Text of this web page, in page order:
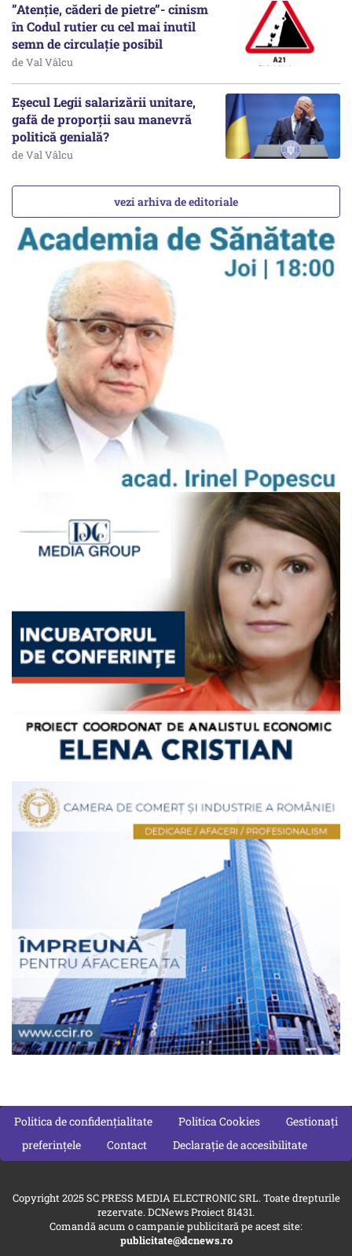
”Atenție, căderi de pietre”- cinism
în Codul rutier cu cel mai inutil
semn de circulație posibil
de Val Vâlcu
Eșecul Legii salarizării unitare,
gafă de proporții sau manevră
politică genială?
de Val Vâlcu
vezi arhiva de editoriale
Politica de confidențialitate Politica Cookies
Gestionați
preferințele
Contact Declarație de accesibilitate
Copyright 2025 SC PRESS MEDIA ELECTRONIC SRL. Toate drepturile
rezervate. DCNews Proiect 81431.
Comandă acum o campanie publicitară pe acest site:
publicitate@dcnews.ro